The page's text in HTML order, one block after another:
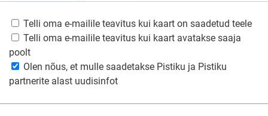
Telli oma e-mailile teavitus kui kaart on saadetud teele
Telli oma e-mailile teavitus kui kaart avatakse saaja
poolt
Olen nõus, et mulle saadetakse Pistiku ja Pistiku
partnerite alast uudisinfot